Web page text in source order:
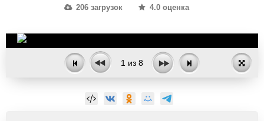
206 загрузок 4.0 оценка
1 из 8